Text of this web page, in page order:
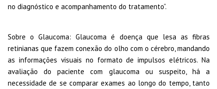
no diagnóstico e acompanhamento do tratamento”.
Sobre o Glaucoma: Glaucoma é doença que lesa as fibras
retinianas que fazem conexão do olho com o cérebro, mandando
as informações visuais no formato de impulsos elétricos. Na
avaliação do paciente com glaucoma ou suspeito, há a
necessidade de se comparar exames ao longo do tempo, tanto